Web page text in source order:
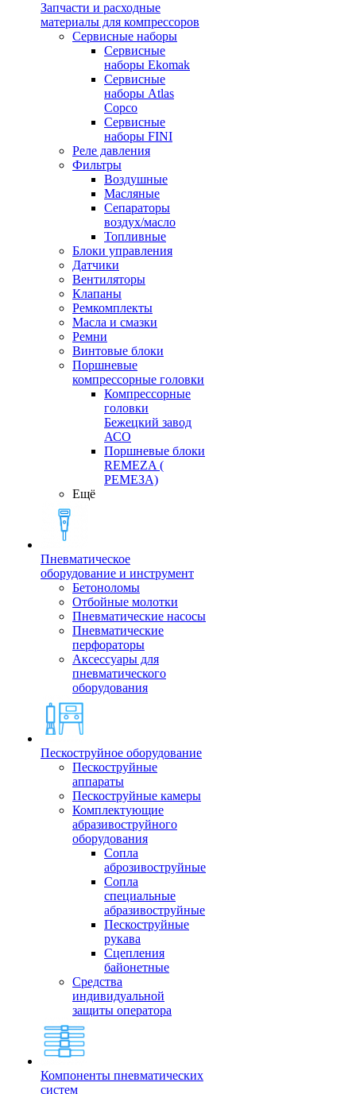
Запчасти и расходные
материалы для компрессоров
Cервисные наборы
Сервисные
наборы Ekomak
Cервисные
наборы Atlas
Copco
Сервисные
наборы FINI
Реле давления
Фильтры
Воздушные
Масляные
Сепараторы
воздух/масло
Топливные
Блоки управления
Датчики
Вентиляторы
Клапаны
Ремкомплекты
Масла и смазки
Ремни
Винтовые блоки
Поршневые
компрессорные головки
Компрессорные
головки
Бежецкий завод
АСО
Поршневые блоки
REMEZA (
РЕМЕЗА)
Ещё
Пневматическое
оборудование и инструмент
Бетоноломы
Отбойные молотки
Пневматические насосы
Пневматические
перфораторы
Аксессуары для
пневматического
оборудования
Пескоструйное оборудование
Пескоструйные
аппараты
Пескоструйные камеры
Комплектующие
абразивоструйного
оборудования
Сопла
аброзивоструйные
Сопла
специальные
абразивоструйные
Пескоструйные
рукава
Сцепления
байонетные
Средства
индивидуальной
защиты оператора
Компоненты пневматических
систем